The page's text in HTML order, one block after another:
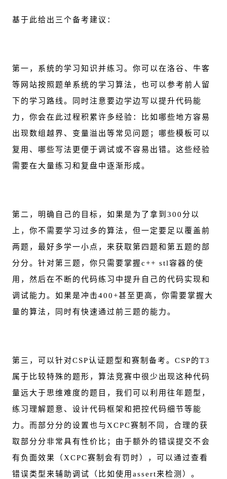
基于此给出三个备考建议：
第一，系统的学习知识并练习。你可以在洛谷、牛客
等网站按照题单系统的学习算法，也可以参考前人留
下的学习路线。同时注意要边学边写以提升代码能
力，你会在此过程积累许多经验：比如哪些地方容易
出现数组越界、变量溢出等常见问题；哪些模板可以
复用、哪些写法更便于调试或不容易出错。这些经验
需要在大量练习和复盘中逐渐形成。
第二，明确自己的目标，如果是为了拿到300分以
上，你不需要学习过多的算法，但一定要足以覆盖前
两题，最好多学一小点，来获取第四题和第五题的部
分分。针对第三题，你只需要掌握c++ stl容器的使
用，然后在不断的代码练习中提升自己的代码实现和
调试能力。如果是冲击400+甚至更高，你需要掌握大
量的算法，同时有快速通过前三题的能力。
第三，可以针对CSP认证题型和赛制备考。CSP的T3
属于比较特殊的题形，算法竞赛中很少出现这种代码
量远大于思维难度的题目，我们可以利用往年题型，
练习理解题意、设计代码框架和把控代码细节等能
力。而部分分的设置也与XCPC赛制不同，合理的获
取部分分非常具有性价比；由于额外的错误提交不会
有负面效果（XCPC赛制会有罚时），可以通过查看
错误类型来辅助调试（比如使用assert来检测）。